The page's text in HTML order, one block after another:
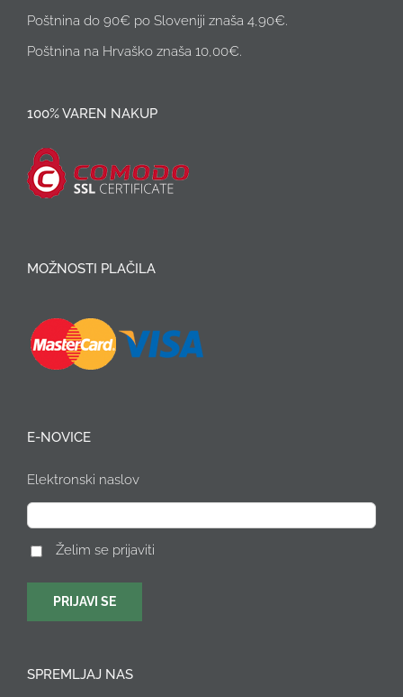
Poštnina do 90€ po Sloveniji znaša 4,90€.
Poštnina na Hrvaško znaša 10,00€.
100% VAREN NAKUP
MOŽNOSTI PLAČILA
E-NOVICE
Elektronski naslov
Želim se prijaviti
SPREMLJAJ NAS